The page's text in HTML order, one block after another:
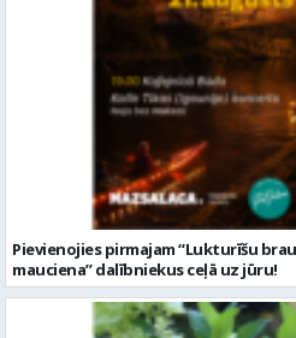
Pievienojies pirmajam “Lukturīšu
mauciena” dalībniekus ceļā uz jūru!